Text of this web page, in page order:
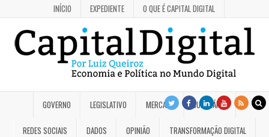
INÍCIO EXPEDIENTE O QUE É CAPITAL DIGITAL
GOVERNO LEGISLATIVO MERCADO JUDICIÁRIO
REDES SOCIAIS DADOS OPINIÃO TRANSFORMAÇÃO DIGITAL